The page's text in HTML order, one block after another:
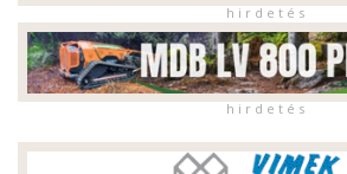
h i r d e t é s
h i r d e t é s